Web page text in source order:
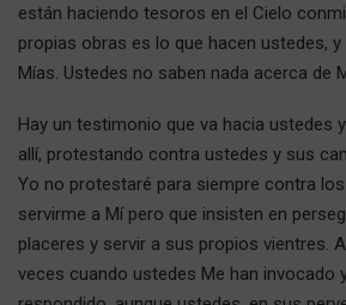
están haciendo tesoros en el Cielo
propias obras es lo que hacen ustedes,
Mías. Ustedes no saben nada acerca de
Hay un testimonio que va hacia ustedes
allí, protestando contra ustedes y sus
Yo no protestaré para siempre contra
servirme a Mí pero que insisten en
placeres y servir a sus propios vientres.
veces cuando ustedes Me han invocado